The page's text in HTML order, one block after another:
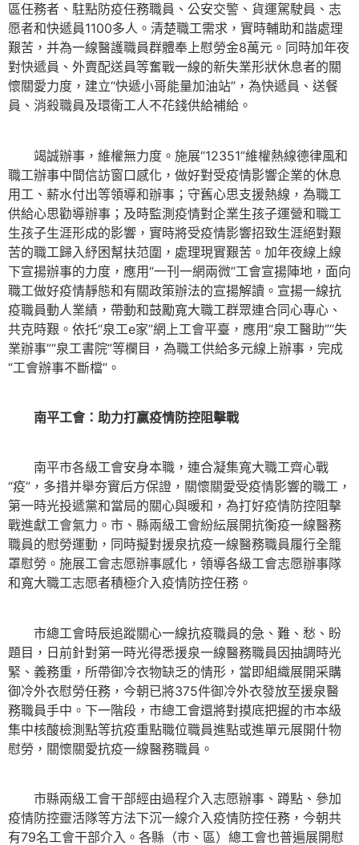
區任務者、駐點防疫任務職員、公安交警、貨運駕駛員、志
愿者和快遞員1100多人。清楚職工需求，實時輔助和諧處理
艱苦，并為一線醫護職員群體奉上慰勞金8萬元。同時加年夜
對快遞員、外賣配送員等奮戰一線的新失業形狀休息者的關
懷關愛力度，建立“快遞小哥能量加油站”，為快遞員、送餐
員、消殺職員及環衛工人不花錢供給補給。
竭誠辦事，維權無力度。施展“12351”維權熱線德律風和
職工辦事中間信訪窗口感化，做好對受疫情影響企業的休息
用工、薪水付出等領導和辦事；守舊心思支援熱線，為職工
供給心思勸導辦事；及時監測疫情對企業生孩子運營和職工
生孩子生涯形成的影響，實時將受疫情影響招致生涯絕對艱
苦的職工歸入紓困幫扶范圍，處理現實艱苦。加年夜線上線
下宣揚辦事的力度，應用“一刊一網兩微”工會宣揚陣地，面向
職工做好疫情靜態和有關政策辦法的宣揚解讀。宣揚一線抗
疫職員動人業績，帶動和鼓勵寬大職工群眾連合同心專心、
共克時艱。依托“泉工e家”網上工會平臺，應用“泉工醫助”“失
業辦事”“泉工書院”等欄目，為職工供給多元線上辦事，完成
“工會辦事不斷檔”。
南平工會：助力打贏疫情防控阻擊戰
南平市各級工會安身本職，連合凝集寬大職工齊心戰
“疫”，多措并舉夯實后方保證，關懷關愛受疫情影響的職工，
第一時光投遞黨和當局的關心與暖和，為打好疫情防控阻擊
戰進獻工會氣力。市、縣兩級工會紛紜展開抗衡疫一線醫務
職員的慰勞運動，同時擬對援泉抗疫一線醫務職員履行全籠
罩慰勞。施展工會志愿辦事感化，領導各級工會志愿辦事隊
和寬大職工志愿者積極介入疫情防控任務。
市總工會時辰追蹤關心一線抗疫職員的急、難、愁、盼
題目，日前針對第一時光得悉援泉一線醫務職員因抽調時光
緊、義務重，所帶御冷衣物缺乏的情形，當即組織展開采購
御冷外衣慰勞任務，今朝已將375件御冷外衣發放至援泉醫
務職員手中。下一階段，市總工會還將對摸底把握的市本級
集中核酸檢測點等抗疫重點職位職員進點或進單元展開什物
慰勞，關懷關愛抗疫一線醫務職員。
市縣兩級工會干部經由過程介入志愿辦事、蹲點、參加
疫情防控靈活隊等方法下沉一線介入疫情防控任務，今朝共
有79名工會干部介入。各縣（市、區）總工會也普遍展開慰